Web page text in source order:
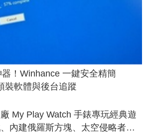
！Winhance 一鍵安全精簡
裝軟體與後台追蹤
廠 My Play Watch 手錶專玩經典遊
內建俄羅斯方塊、太空侵略者，